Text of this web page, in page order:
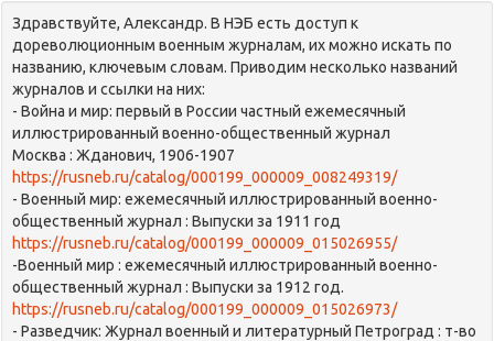
Здравствуйте, Александр. В НЭБ есть доступ к
дореволюционным военным журналам, их можно искать по
названию, ключевым словам. Приводим несколько названий
журналов и ссылки на них:
- Война и мир: первый в России частный ежемесячный
иллюстрированный военно-общественный журнал
Москва : Жданович, 1906-1907
https://rusneb.ru/catalog/000199_000009_008249319/
- Военный мир: ежемесячный иллюстрированный военно-
общественный журнал : Выпуски за 1911 год
https://rusneb.ru/catalog/000199_000009_015026955/
-Военный мир : ежемесячный иллюстрированный военно-
общественный журнал : Выпуски за 1912 год.
https://rusneb.ru/catalog/000199_000009_015026973/
- Разведчик: Журнал военный и литературный Петроград : т-во